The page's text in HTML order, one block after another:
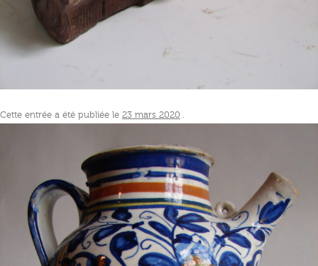
Cette entrée a été publiée le 23 mars 2020 .